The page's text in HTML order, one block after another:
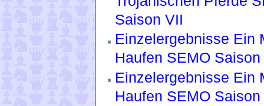
Saison VII
Einzelergebnisse Ein
Haufen SEMO Saison
Einzelergebnisse Ein
Haufen SEMO Saison